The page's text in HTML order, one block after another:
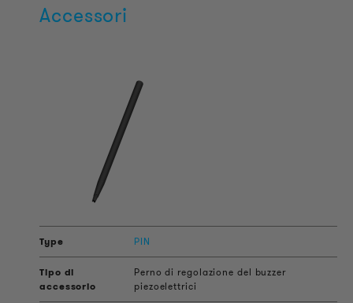
Accessori
PIN
Perno di regolazione del buzzer
piezoelettrici